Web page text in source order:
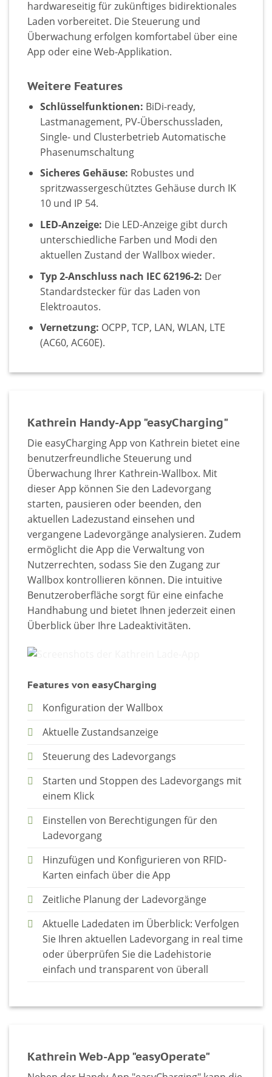
hardwareseitig für zukünftiges bidirektionales
Laden vorbereitet. Die Steuerung und
Überwachung erfolgen komfortabel über eine
App oder eine Web-Applikation.
Weitere Features
Schlüsselfunktionen: BiDi-ready,
Lastmanagement, PV-Überschussladen,
Single- und Clusterbetrieb Automatische
Phasenumschaltung
Sicheres Gehäuse: Robustes und
spritzwassergeschütztes Gehäuse durch IK
10 und IP 54.
LED-Anzeige: Die LED-Anzeige gibt durch
unterschiedliche Farben und Modi den
aktuellen Zustand der Wallbox wieder.
Typ 2-Anschluss nach IEC 62196-2: Der
Standardstecker für das Laden von
Elektroautos.
Vernetzung: OCPP, TCP, LAN, WLAN, LTE
(AC60, AC60E).
Kathrein Handy-App "easyCharging"
Die easyCharging App von Kathrein bietet eine
benutzerfreundliche Steuerung und
Überwachung Ihrer Kathrein-Wallbox. Mit
dieser App können Sie den Ladevorgang
starten, pausieren oder beenden, den
aktuellen Ladezustand einsehen und
vergangene Ladevorgänge analysieren. Zudem
ermöglicht die App die Verwaltung von
Nutzerrechten, sodass Sie den Zugang zur
Wallbox kontrollieren können. Die intuitive
Benutzeroberfläche sorgt für eine einfache
Handhabung und bietet Ihnen jederzeit einen
Überblick über Ihre Ladeaktivitäten.
Features von easyCharging
Konfiguration der Wallbox
Aktuelle Zustandsanzeige
Steuerung des Ladevorgangs
Starten und Stoppen des Ladevorgangs mit
einem Klick
Einstellen von Berechtigungen für den
Ladevorgang
Hinzufügen und Konfigurieren von RFID-
Karten einfach über die App
Zeitliche Planung der Ladevorgänge
Aktuelle Ladedaten im Überblick: Verfolgen
Sie Ihren aktuellen Ladevorgang in real time
oder überprüfen Sie die Ladehistorie
einfach und transparent von überall
Kathrein Web-App "easyOperate"